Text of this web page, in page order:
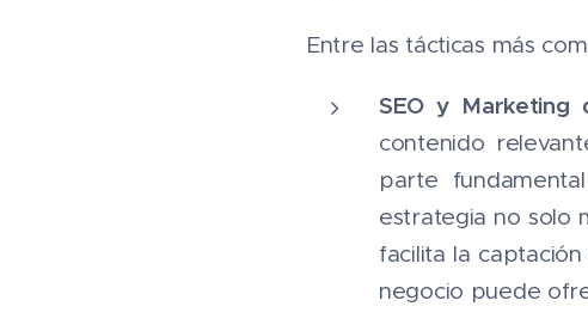
Entre las tácticas más
SEO y Marketing
contenido
parte
estrategia no solo
facilita la
negocio puede